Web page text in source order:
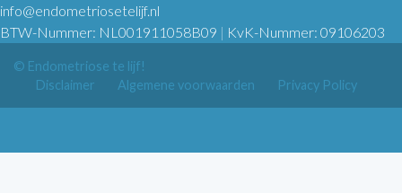
info@endometriosetelijf.nl
BTW-Nummer: NL001911058B09 | KvK-Nummer: 09106203
© Endometriose te lijf!
Disclaimer
Algemene voorwaarden Privacy Policy